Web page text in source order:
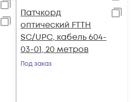
Патчкорд
оптический FTTH
SC/UPC, кабель 604-
03-01, 20 метров
Под заказ